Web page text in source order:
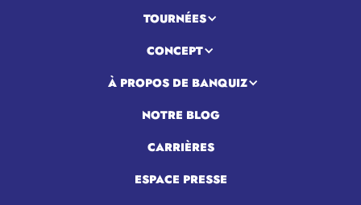
TOURNÉES
CONCEPT
À PROPOS DE BANQUIZ
NOTRE BLOG
CARRIÈRES
ESPACE PRESSE